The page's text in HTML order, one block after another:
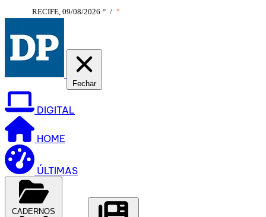
RECIFE, 09/08/2026 ° / °
Fechar
DIGITAL
HOME
ÚLTIMAS
CADERNOS